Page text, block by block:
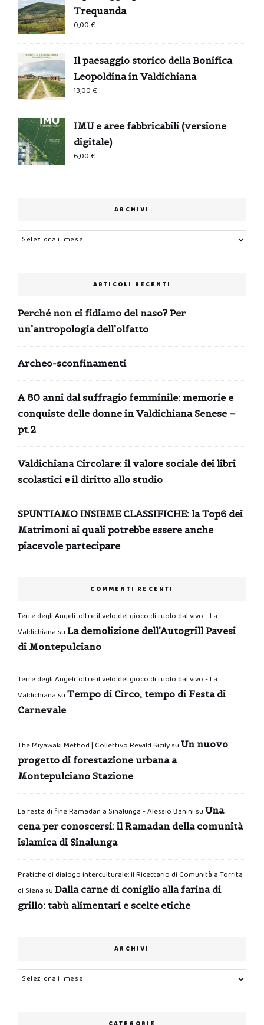
Trequanda
0,00€
Il paesaggio storico della Bonifica
Leopoldina in Valdichiana
13,00€
IMU e aree fabbricabili (versione
digitale)
6,00€
ARCHIVI
Archivi
ARTICOLI RECENTI
Perché non ci fidiamo del naso? Per
un’antropologia dell’olfatto
Archeo-sconfinamenti
A 80 anni dal suffragio femminile: memorie e
conquiste delle donne in Valdichiana Senese –
pt.2
Valdichiana Circolare: il valore sociale dei libri
scolastici e il diritto allo studio
SPUNTIAMO INSIEME CLASSIFICHE: la Top6 dei
Matrimoni ai quali potrebbe essere anche
piacevole partecipare
COMMENTI RECENTI
Terre degli Angeli: oltre il velo del gioco di ruolo dal vivo - La
Valdichiana su La demolizione dell’Autogrill Pavesi
di Montepulciano
Terre degli Angeli: oltre il velo del gioco di ruolo dal vivo - La
Valdichiana su Tempo di Circo, tempo di Festa di
Carnevale
The Miyawaki Method | Collettivo Rewild Sicilysu Un nuovo
progetto di forestazione urbana a
Montepulciano Stazione
La festa di fine Ramadan a Sinalunga - Alessio Banini su Una
cena per conoscersi: il Ramadan della comunità
islamica di Sinalunga
Pratiche di dialogo interculturale: il Ricettario di Comunità a Torrita
di Siena su Dalla carne di coniglio alla farina di
grillo: tabù alimentari e scelte etiche
ARCHIVI
Archivi